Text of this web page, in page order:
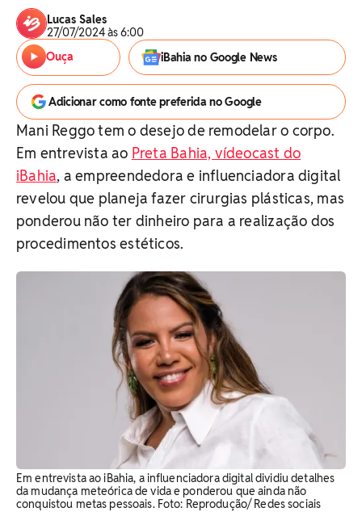
Lucas Sales
27/07/2024 às 6:00
Ouça
iBahia no Google News
Adicionar como fonte preferida no Google
Mani Reggo tem o desejo de remodelar o corpo.
Em entrevista ao Preta Bahia, vídeocast do
iBahia, a empreendedora e influenciadora digital
revelou que planeja fazer cirurgias plásticas, mas
ponderou não ter dinheiro para a realização dos
procedimentos estéticos.
Em entrevista ao iBahia, a influenciadora digital dividiu detalhes
da mudança meteórica de vida e ponderou que ainda não
conquistou metas pessoais. Foto: Reprodução/ Redes sociais